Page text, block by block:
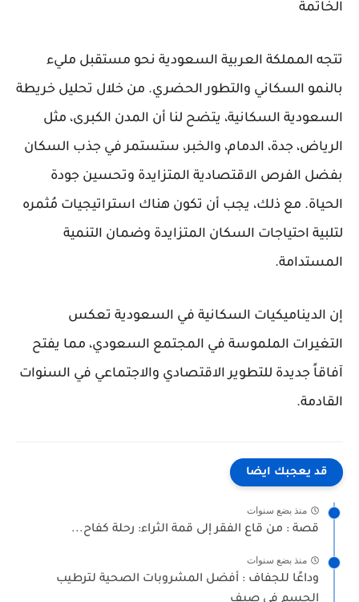
الخاتمة
تتجه المملكة العربية السعودية نحو مستقبل مليء
بالنمو السكاني والتطور الحضري. من خلال تحليل خريطة
السعودية السكانية، يتضح لنا أن المدن الكبرى، مثل
الرياض، جدة، الدمام، والخبر، ستستمر في جذب السكان
بفضل الفرص الاقتصادية المتزايدة وتحسين جودة
الحياة. مع ذلك، يجب أن تكون هناك استراتيجيات مُثمره
لتلبية احتياجات السكان المتزايدة وضمان التنمية
المستدامة.
إن الديناميكيات السكانية في السعودية تعكس
التغيرات الملموسة في المجتمع السعودي، مما يفتح
آفاقاً جديدة للتطوير الاقتصادي والاجتماعي في السنوات
القادمة.
قد يعجبك ايضا
منذ بضع سنوات
قصة : من قاع الفقر إلى قمة الثراء: رحلة كفاح...
منذ بضع سنوات
وداعًا للجفاف : أفضل المشروبات الصحية لترطيب